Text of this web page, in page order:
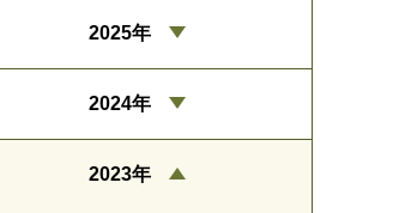
2025年
2024年
2023年